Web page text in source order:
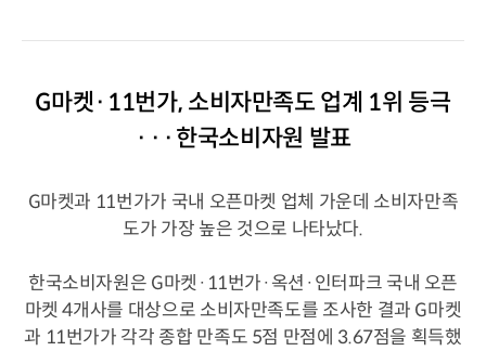
G마켓·11번가, 소비자만족도 업계 1위 등극
···한국소비자원 발표
G마켓과 11번가가 국내 오픈마켓 업체 가운데 소비자만족
도가 가장 높은 것으로 나타났다.
한국소비자원은 G마켓·11번가·옥션·인터파크 국내 오픈
마켓 4개사를 대상으로 소비자만족도를 조사한 결과 G마켓
과 11번가가 각각 종합 만족도 5점 만점에 3.67점을 획득했